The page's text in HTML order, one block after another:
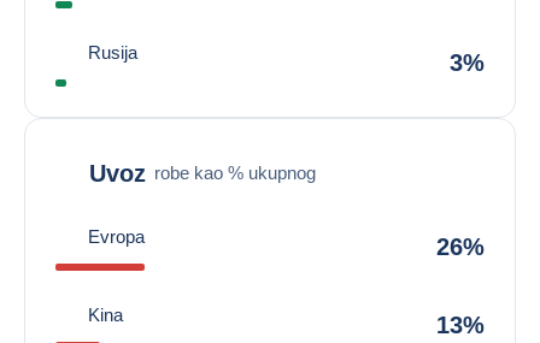
Rusija 3%
Uvoz robe kao % ukupnog
Evropa 26%
Kina 13%